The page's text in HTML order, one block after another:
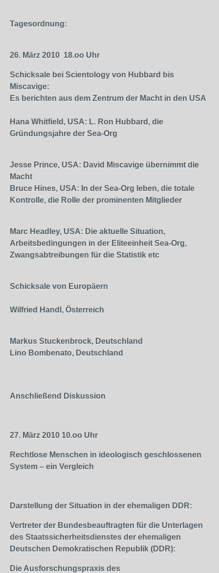
Tagesordnung:
26. März 2010 18.oo Uhr
Schicksale bei Scientology von Hubbard bis
Miscavige:
Es berichten aus dem Zentrum der Macht in den USA
Hana Whitfield, USA: L. Ron Hubbard, die
Gründungsjahre der Sea-Org
Jesse Prince, USA: David Miscavige übernimmt die
Macht
Bruce Hines, USA: In der Sea-Org leben, die totale
Kontrolle, die Rolle der prominenten Mitglieder
Marc Headley, USA: Die aktuelle Situation,
Arbeitsbedingungen in der Eliteeinheit Sea-Org,
Zwangsabtreibungen für die Statistik etc
Schicksale von Europäern
Wilfried Handl, Österreich
Markus Stuckenbrock, Deutschland
Lino Bombenato, Deutschland
Anschließend Diskussion
27. März 2010 10.oo Uhr
Rechtlose Menschen in ideologisch geschlossenen
System – ein Vergleich
Darstellung der Situation in der ehemaligen DDR:
Vertreter der Bundesbeauftragten für die Unterlagen
des Staatssicherheitsdienstes der ehemaligen
Deutschen Demokratischen Republik (DDR):
Die Ausforschungspraxis des